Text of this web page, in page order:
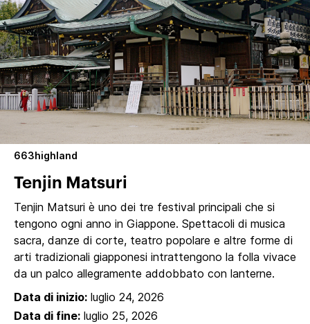
663highland
Tenjin Matsuri
Tenjin Matsuri è uno dei tre festival principali che si
tengono ogni anno in Giappone. Spettacoli di musica
sacra, danze di corte, teatro popolare e altre forme di
arti tradizionali giapponesi intrattengono la folla vivace
da un palco allegramente addobbato con lanterne.
Data di inizio: luglio 24, 2026
Data di fine: luglio 25, 2026